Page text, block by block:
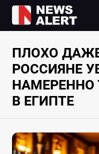
ПЛОХО
РОССИЯНЕ
НАМЕРЕННО
В ЕГИПТЕ